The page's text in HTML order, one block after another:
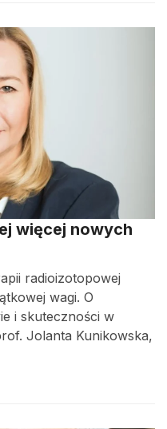
więcej nowych
radioizotopowej
wagi. O
i skuteczności w
Jolanta Kunikowska,